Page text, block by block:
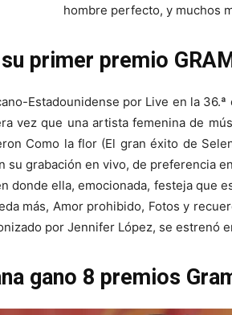
hombre perfecto, y muchos
primer premio
Estadounidense por Live en la
vez que una artista femenina de
Como la flor (El gran éxito de
su grabación en vivo, de preferencia
donde ella, emocionada, festeja que
más, Amor prohibido, Fotos y
por Jennifer López, se estrenó
gano 8 premios